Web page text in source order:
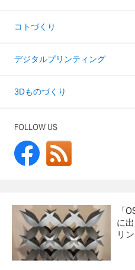
コトづくり
デジタルプリンティング
3Dものづくり
FOLLOW US
「
に
リ